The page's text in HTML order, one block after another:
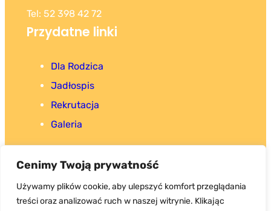
Cenimy Twoją prywatność
Używamy plików cookie, aby ulepszyć komfort przeglądania
treści oraz analizować ruch w naszej witrynie. Klikając
Tel: 52 398 42 72
Przydatne linki
Dla Rodzica
Jadłospis
Rekrutacja
Galeria
Copyright 2025. Wszystkie prawa zastrzeżone.